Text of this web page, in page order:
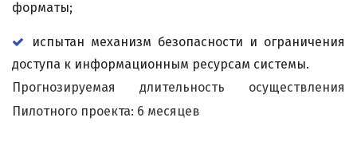
форматы;
испытан механизм безопасности и ограничения
доступа к информационным ресурсам системы.
Прогнозируемая длительность осуществления
Пилотного проекта: 6 месяцев